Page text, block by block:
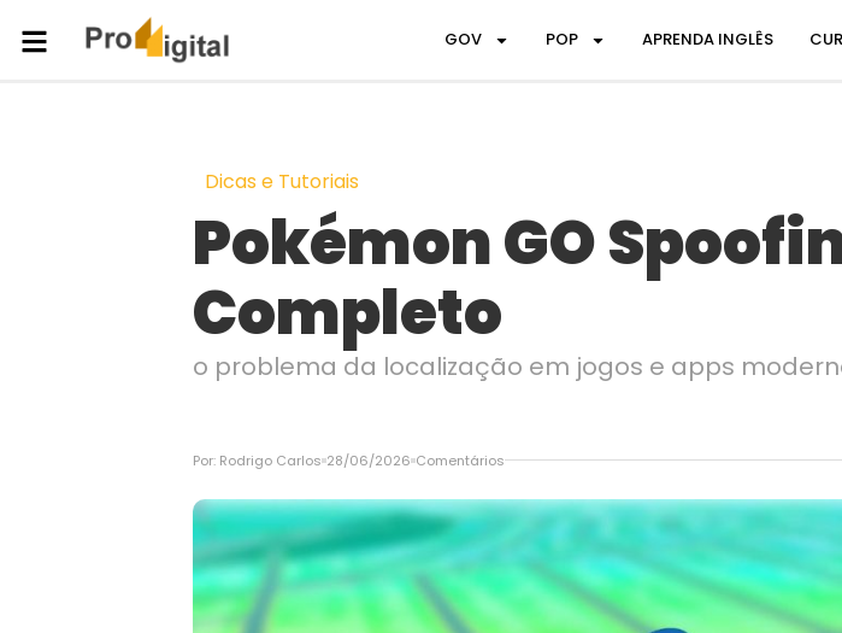
GOV POP APRENDA INGLÊS
Dicas e Tutoriais
Pokémon GO
Completo
o problema da localização em jogos e apps
Por: Rodrigo Carlos 28/06/2026 Comentários